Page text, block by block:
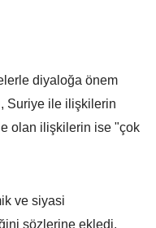
diyaloğa önem
Suriye ile ilişkilerin
olan ilişkilerin ise "çok
ve siyasi
sözlerine ekledi.